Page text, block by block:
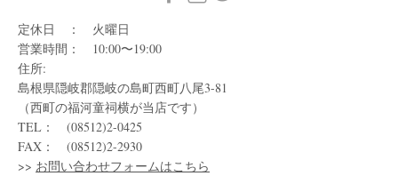
定休日 ： 火曜日
営業時間： 10:00〜19:00
住所:
島根県隠岐郡隠岐の島町西町八尾3-81
（西町の福河童祠横が当店です）
TEL： (08512)2-0425
FAX： (08512)2-2930
>> お問い合わせフォームはこちら